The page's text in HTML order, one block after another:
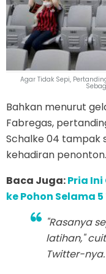
Agar Tidak Sepi,
Bahkan menurut
Fabregas,
Schalke 04 tampak
kehadiran penonton.
Baca Juga:Pria
ke Pohon Selama
"Rasanya
latihan,"
Twitter-nya.